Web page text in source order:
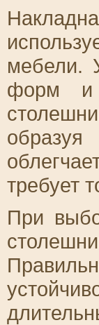
мебели.
форм и
требует
При